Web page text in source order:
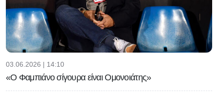
03.06.2026 | 14:10
«Ο Φαμπιάνο σίγουρα είναι Ομονοιάτης»